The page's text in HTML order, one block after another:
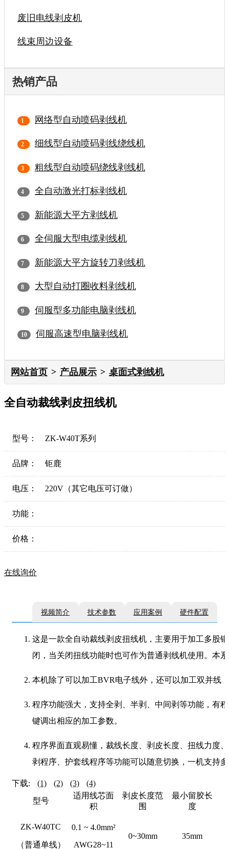
废旧电线剥皮机
线束周边设备
热销产品
网络型自动喷码剥线机
细线型自动喷码剥线绕线机
粗线型自动喷码绕线剥线机
全自动激光打标剥线机
新能源大平方剥线机
全伺服大型电缆剥线机
新能源大平方旋转刀剥线机
大型自动打圈收料剥线机
伺服型多功能电脑剥线机
伺服高速型电脑剥线机
网站首页 产品展示 桌面式剥线机
全自动裁线剥皮扭线机
型号： ZK-W40T系列
品牌： 钜鹿
电压： 220V（其它电压可订做）
功能：
价格：
在线询价
视频简介 技术参数 应用案例 硬件配置
这是一款全自动裁线剥皮扭线机，主要用于加工多股
闭，当关闭扭线功能时也可作为普通剥线机使用。本
本机除了可以加工BVR电子线外，还可以加工双并线
程序功能强大，支持全剥、半剥、中间剥等功能，有
键调出相应的加工参数。
程序界面直观易懂，裁线长度、剥皮长度、扭线力度
剥程序、护套线程序等功能可以随意切换，一机支持
下载: (1) (2) (3)
(4)
型号
适用线芯面
积
剥皮长度范
围
最小留胶长
度
ZK-W40TC
（普通单线）
0.1 ~ 4.0mm²
AWG28~11
0~30mm 35mm